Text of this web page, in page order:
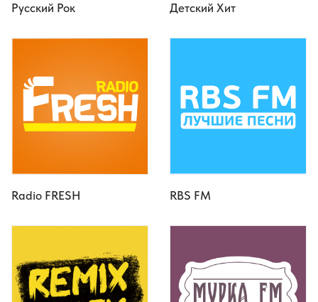
Русский Рок Детский Хит
Radio FRESH RBS FM